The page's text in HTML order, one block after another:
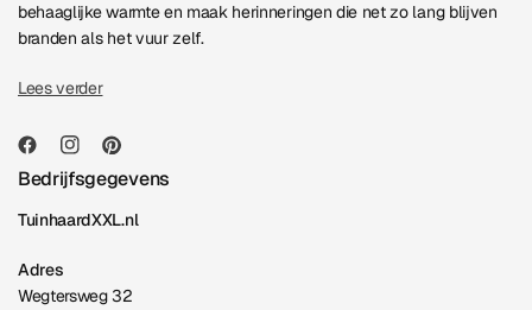
behaaglijke warmte en maak herinneringen die net zo lang blijven
branden als het vuur zelf.
Lees verder
Bedrijfsgegevens
TuinhaardXXL.nl
Adres
Wegtersweg 32